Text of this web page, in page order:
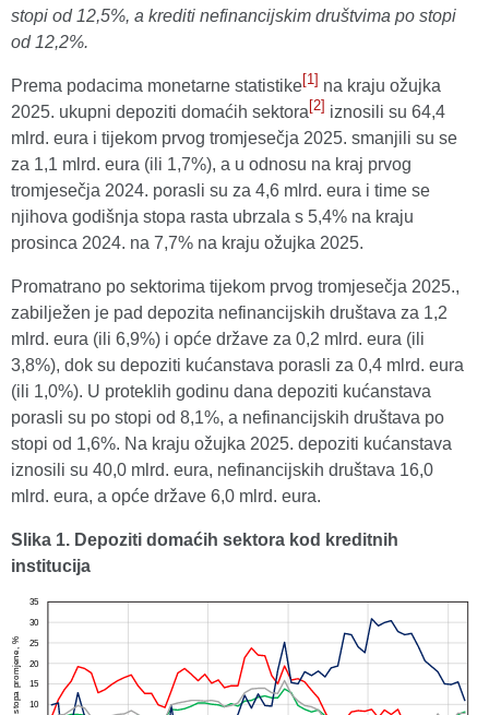
stopi od 12,5%, a krediti nefinancijskim društvima po stopi
od 12,2%.
Prema podacima monetarne statistike[1] na kraju ožujka
2025. ukupni depoziti domaćih sektora [2] iznosili su 64,4
mlrd. eura i tijekom prvog tromjesečja 2025. smanjili su se
za 1,1 mlrd. eura (ili 1,7%), a u odnosu na kraj prvog
tromjesečja 2024. porasli su za 4,6 mlrd. eura i time se
njihova godišnja stopa rasta ubrzala s 5,4% na kraju
prosinca 2024. na 7,7% na kraju ožujka 2025.
Promatrano po sektorima tijekom prvog tromjesečja 2025.,
zabilježen je pad depozita nefinancijskih društava za 1,2
mlrd. eura (ili 6,9%) i opće države za 0,2 mlrd. eura (ili
3,8%), dok su depoziti kućanstava porasli za 0,4 mlrd. eura
(ili 1,0%). U proteklih godinu dana depoziti kućanstava
porasli su po stopi od 8,1%, a nefinancijskih društava po
stopi od 1,6%. Na kraju ožujka 2025. depoziti kućanstava
iznosili su 40,0 mlrd. eura, nefinancijskih društava 16,0
mlrd. eura, a opće države 6,0 mlrd. eura.
Slika 1. Depoziti domaćih sektora kod kreditnih
institucija